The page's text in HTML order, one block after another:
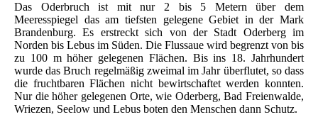
Das Oderbruch ist mit nur 2 bis 5 Metern über dem
Meeresspiegel das am tiefsten gelegene Gebiet in der Mark
Brandenburg. Es erstreckt sich von der Stadt Oderberg im
Norden bis Lebus im Süden. Die Flussaue wird begrenzt von bis
zu 100 m höher gelegenen Flächen. Bis ins 18. Jahrhundert
wurde das Bruch regelmäßig zweimal im Jahr überflutet, so dass
die fruchtbaren Flächen nicht bewirtschaftet werden konnten.
Nur die höher gelegenen Orte, wie Oderberg, Bad Freienwalde,
Wriezen, Seelow und Lebus boten den Menschen dann Schutz.